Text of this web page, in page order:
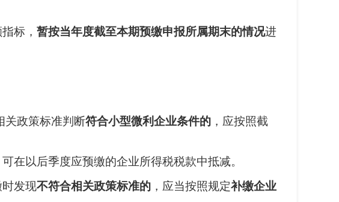
标， 暂按当年度截至本期预缴申报所属期末的情况进
关政策标准判断符合小型微利企业条件的 ，应按照截
可在以后季度应预缴的企业所得税税款中抵减。
时发现不符合相关政策标准的 ，应当按照规定补缴企业